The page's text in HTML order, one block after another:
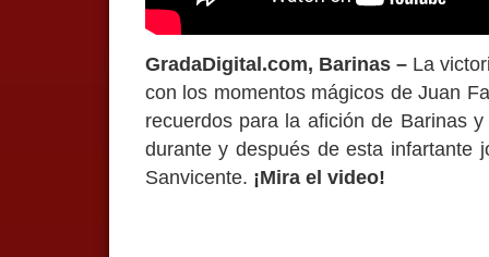
GradaDigital.com, Barinas –La
con los momentos mágicos de Juan
recuerdos para la afición de Barinas
durante y después de esta infartante
Sanvicente. ¡Mira el video!